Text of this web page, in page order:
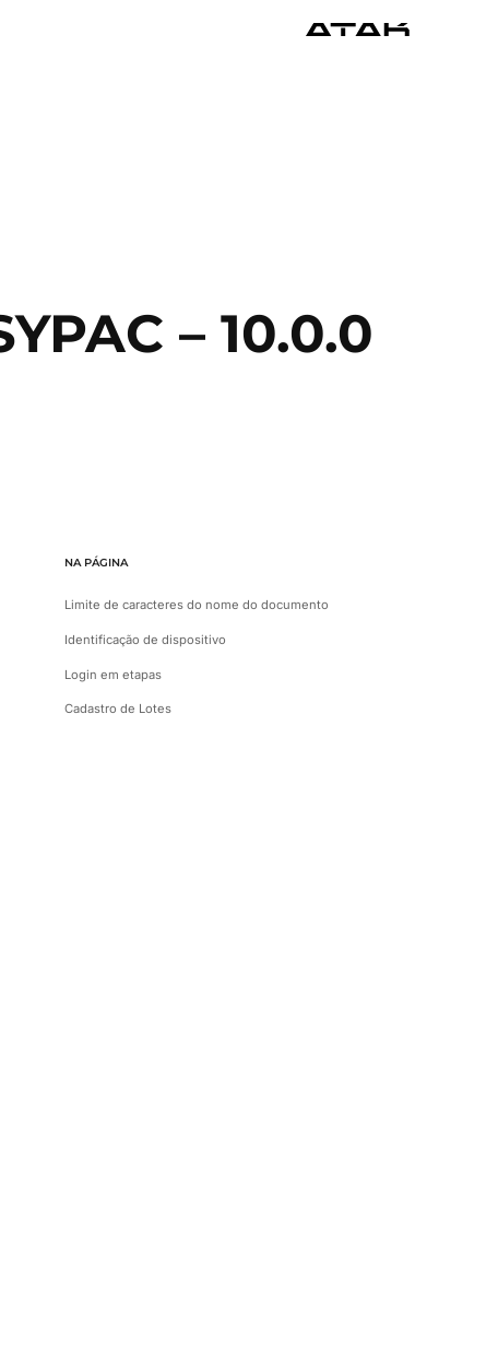
– 10.0.0
NA PÁGINA
Limite de caracteres do nome do documento
Identificação de dispositivo
Login em etapas
Cadastro de Lotes